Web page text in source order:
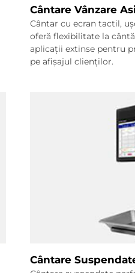
Cântare Vânzare
Cântar cu ecran tactil,
oferă flexibilitate la
aplicații extinse pentru
pe afișajul clienților.
Cântare